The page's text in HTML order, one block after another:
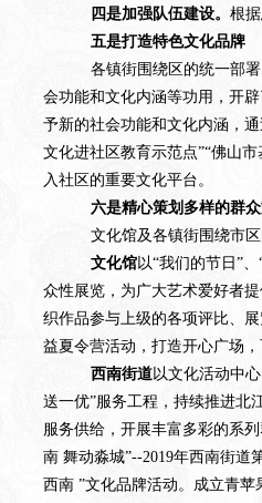
四是加强队伍建设。 根
五是打造特色文化品牌
各镇街围绕区的统一部署
会功能和文化内涵等功用，开
予新的社会功能和文化内涵，
文化进社区教育示范点”“佛山
入社区的重要文化平台。
六是精心策划多样的群众
文化馆及各镇街围绕市
文化馆以“我们的节日”
众性展览，为广大艺术爱好者
织作品参与上级的各项评比、
益夏令营活动，打造开心广场
西南街道以文化活动中心
送一优”服务工程，持续推进北
服务供给，开展丰富多彩的系
南 舞动淼城”--2019年西南街道
西南 ”文化品牌活动。成立青苹